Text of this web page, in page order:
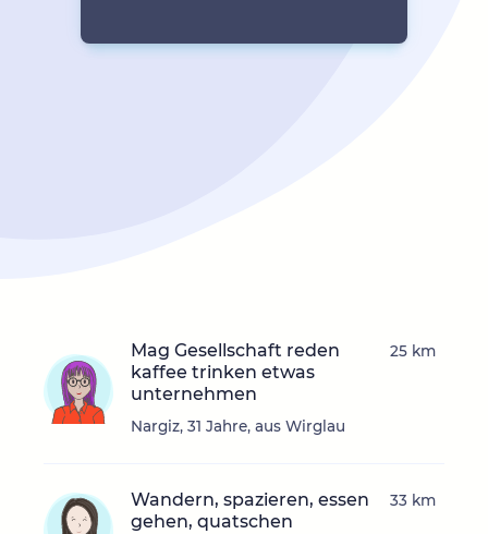
Mag Gesellschaft reden
kaffee trinken etwas
unternehmen
Nargiz, 31 Jahre, aus Wirglau
25 km
Wandern, spazieren, essen
gehen, quatschen
33 km